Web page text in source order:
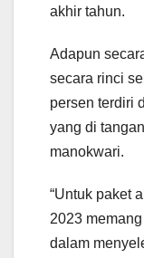
akhir tahun.
Adapun
secara rinci
persen terdiri
yang di
manokwari.
“Untuk paket
2023
dalam